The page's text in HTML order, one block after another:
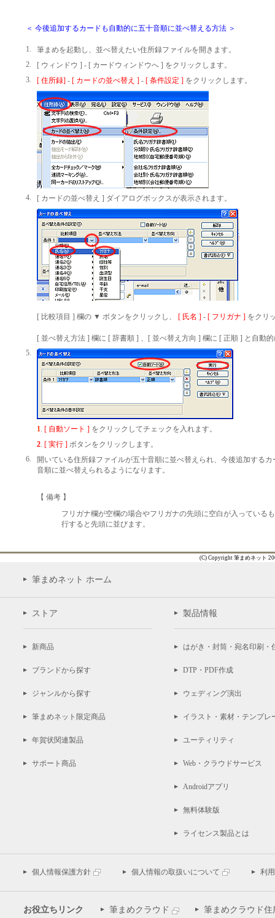
＜ 今後追加するカードも自動的に五十音順に並べ替える方法 ＞
1.
筆まめを起動し、並べ替えたい住所録ファイルを開きます。
2.
[ ウィンドウ ] - [ カードウィンドウへ ] をクリックします。
3.
[ 住所録] - [ カードの並べ替え ] - [ 条件設定 ] をクリックします。
4. [ カードの並べ替え ] ダイアログボックスが表示されます。
[ 比較項目 ] 欄の ▼ ボタンをクリックし、 [ 氏名 ] - [ フリガナ ] をクリ
[ 並べ替え方法 ] 欄に [ 辞書順 ] 、[ 並べ替え方向 ] 欄に [ 正順 ] と自動
5.
1. [ 自動ソート ] をクリックしてチェックを入れます。
2. [ 実行 ] ボタンをクリックします。
6.
開いている住所録ファイルが五十音順に並べ替えられ、今後追加する
音順に並べ替えられるようになります。
【 備考 】
フリガナ欄が空欄の場合やフリガナの先頭に空白が入っている
行すると先頭に並びます。
(C) Copyright 筆まめネット
筆まめネット ホーム
ストア
新商品
ブランドから探す
ジャンルから探す
筆まめネット限定商品
年賀状関連製品
サポート商品
製品情報
はがき・封筒・宛名印刷・
DTP・PDF作成
ウェディング演出
イラスト・素材・テンプレ
ユーティリティ
Web・クラウドサービス
Androidアプリ
無料体験版
ライセンス製品とは
個人情報保護方針 個人情報の取扱いについて 利
お役立ちリンク 筆まめクラウド 筆まめクラウド住